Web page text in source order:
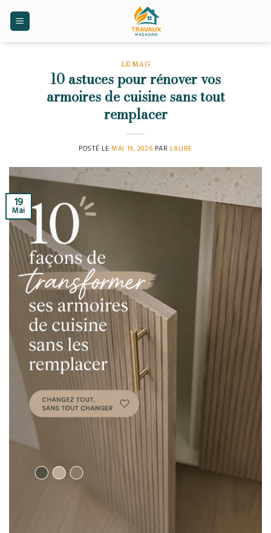
LE MAG
10 astuces pour rénover vos
armoires de cuisine sans tout
remplacer
POSTÉ LEMAI 19, 2026 PAR LAURE
19
Mai